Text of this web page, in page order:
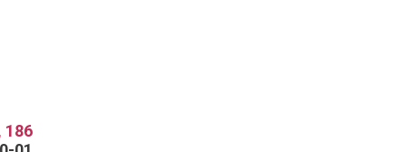
186